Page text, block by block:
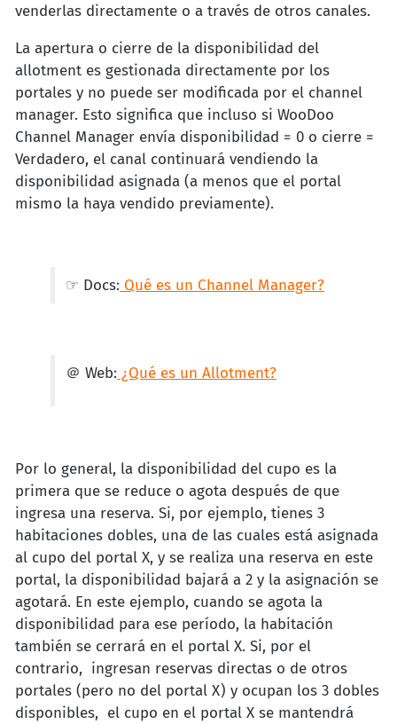
venderlas directamente o a través de otros canales.
La apertura o cierre de la disponibilidad del
allotment es gestionada directamente por los
portales y no puede ser modificada por el channel
manager. Esto significa que incluso si WooDoo
Channel Manager envía disponibilidad = 0 o cierre =
Verdadero, el canal continuará vendiendo la
disponibilidad asignada (a menos que el portal
mismo la haya vendido previamente).
☞ Docs: Qué es un Channel Manager?
＠ Web: ¿Qué es un Allotment?
Por lo general, la disponibilidad del cupo es la
primera que se reduce o agota después de que
ingresa una reserva. Si, por ejemplo, tienes 3
habitaciones dobles, una de las cuales está asignada
al cupo del portal X, y se realiza una reserva en este
portal, la disponibilidad bajará a 2 y la asignación se
agotará. En este ejemplo, cuando se agota la
disponibilidad para ese período, la habitación
también se cerrará en el portal X. Si, por el
contrario, ingresan reservas directas o de otros
portales (pero no del portal X) y ocupan los 3 dobles
disponibles, el cupo en el portal X se mantendrá